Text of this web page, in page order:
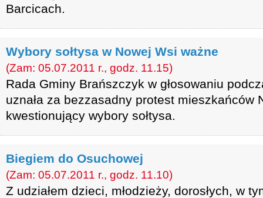
Barcicach.
Wybory sołtysa w Nowej Wsi ważne
(Zam: 05.07.2011 r., godz. 11.15)
Rada Gminy Brańszczyk w głosowaniu
uznała za bezzasadny protest mieszkańców
kwestionujący wybory sołtysa.
Biegiem do Osuchowej
(Zam: 05.07.2011 r., godz. 11.10)
Z udziałem dzieci, młodzieży, dorosłych, w